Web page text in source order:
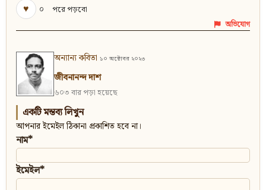
♥
০ পরে পড়বো
অভিযোগ
অন্যান্য কবিতা ১০ অক্টোবর ২০২৩
জীবনানন্দ দাশ
৬০৩ বার পড়া হয়েছে
একটি মন্তব্য লিখুন
আপনার ইমেইল ঠিকানা প্রকাশিত হবে না।
নাম*
ইমেইল*